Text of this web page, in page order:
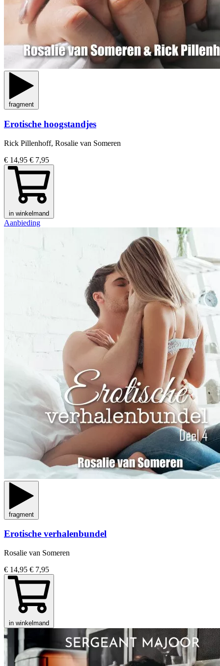
fragment
Erotische hoogstandjes
Rick Pillenhoff, Rosalie van Someren
€ 14,95 € 7,95
in winkelmand
Aanbieding
fragment
Erotische verhalenbundel
Rosalie van Someren
€ 14,95 € 7,95
in winkelmand